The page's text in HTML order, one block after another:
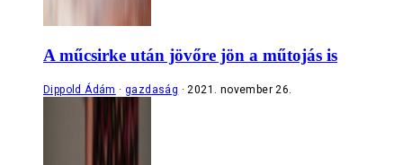
A műcsirke után jövőre jön a műtojás is
Dippold Ádám gazdaság 2021. november 26.